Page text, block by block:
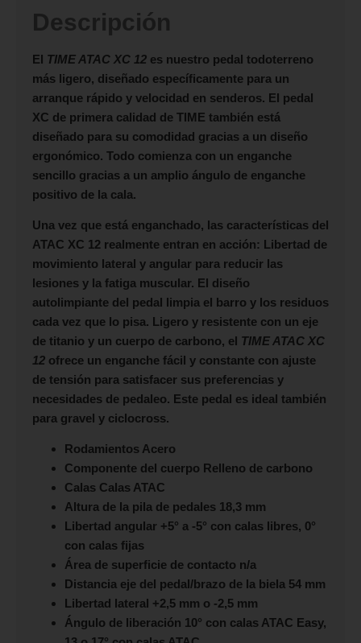
Descripción
El TIME ATAC XC 12 es nuestro pedal todoterreno
más ligero, diseñado específicamente para un
arranque rápido y velocidad en senderos. El pedal
XC de primera calidad de TIME también está
diseñado para su comodidad gracias a un diseño
ergonómico. Todo comienza con un enganche
sencillo gracias a un amplio ángulo de enganche
positivo de la cala.
Una vez que está enganchado, las características del
ATAC XC 12 realmente entran en acción: Libertad de
movimiento lateral y angular para reducir las
lesiones y la fatiga muscular. El diseño
autolimpiante del pedal limpia el barro y los residuos
cada vez que lo pisa. Ligero y resistente con un eje
de titanio y un cuerpo de carbono, el TIME ATAC XC
12 ofrece un enganche fácil y constante con ajuste
de tensión para satisfacer sus preferencias y
necesidades de pedaleo. Este pedal es ideal también
para gravel y ciclocross.
Rodamientos Acero
Componente del cuerpo Relleno de carbono
Calas Calas ATAC
Altura de la pila de pedales 18,3 mm
Libertad angular +5° a -5° con calas libres, 0°
con calas fijas
Área de superficie de contacto n/a
Distancia eje del pedal/brazo de la biela 54 mm
Libertad lateral +2,5 mm o -2,5 mm
Ángulo de liberación 10° con calas ATAC Easy,